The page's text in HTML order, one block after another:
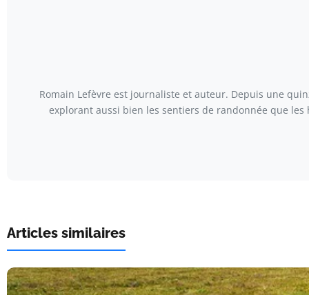
Romain Lefèvre est journaliste et auteur. Depuis une
explorant aussi bien les sentiers de randonnée que
Articles similaires